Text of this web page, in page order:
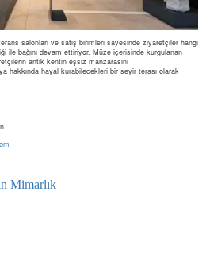
salonları ve satış birimleri sayesinde ziyaretçiler hangi
ile bağını devam ettiriyor. Müze içerisinde kurgulanan
antik kentin eşsiz manzarasını
hakkında hayal kurabilecekleri bir seyir terası olarak
Mimarlık